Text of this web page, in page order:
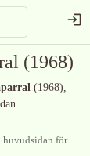
(1968)
(1968),
huvudsidan för